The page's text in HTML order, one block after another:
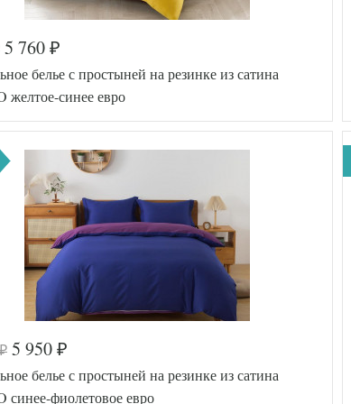
576-982
TT78741
Сатин
5 760 ₽
белье с простыней на резинке из сатина
желтое-синее евро
₽ 5 950 ₽
белье с простыней на резинке из сатина
синее-фиолетовое евро